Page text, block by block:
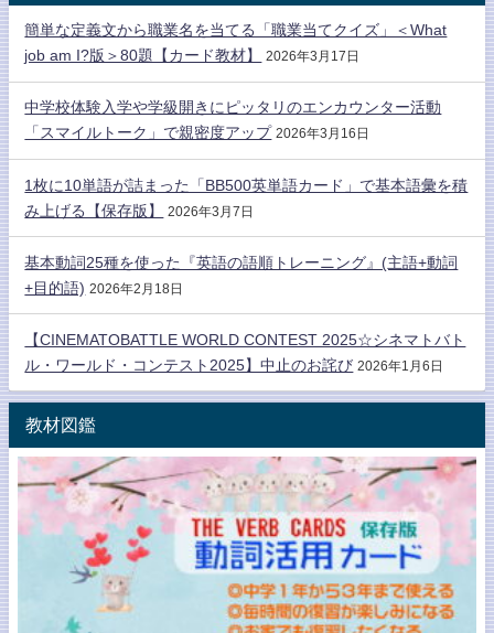
簡単な定義文から職業名を当てる「職業当てクイズ」＜What
job am I?版＞80題【カード教材】
2026年3月17日
中学校体験入学や学級開きにピッタリのエンカウンター活動
「スマイルトーク」で親密度アップ 2026年3月16日
1枚に10単語が詰まった「BB500英単語カード」で基本語彙を積
み上げる【保存版】
2026年3月7日
基本動詞25種を使った『英語の語順トレーニング』(主語+動詞
+目的語) 2026年2月18日
【CINEMATOBATTLE WORLD CONTEST 2025☆シネマトバト
ル・ワールド・コンテスト2025】中止のお詫び 2026年1月6日
教材図鑑